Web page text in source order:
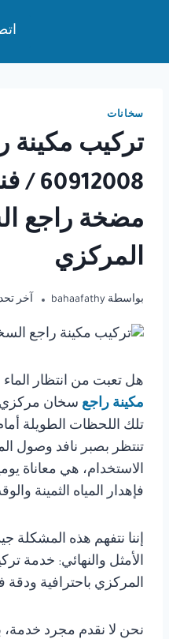
سخانات
تركيب مكينة
مضخة راجع
المركزي
بواسطة bahaafathy آخر
هل تعبت من انتظار
مكينة راجع سخان مركزي
تلك اللحظات الطويلة
تنتظر بصبر نافد وصول
الاستخدام، هي معاناة
فإهدار المياه الثمينة
إننا نتفهم هذه المشكلة
الأمثل والنهائي: خدمة
المركزي باحترافية ودقة
نحن لا نقدم مجرد خدمة،